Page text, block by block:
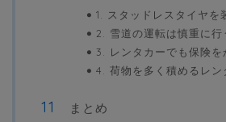
1. スタッドレスタイヤを
2. 雪道の運転は慎重に行
3. レンタカーでも保険を
4. 荷物を多く積めるレン
まとめ